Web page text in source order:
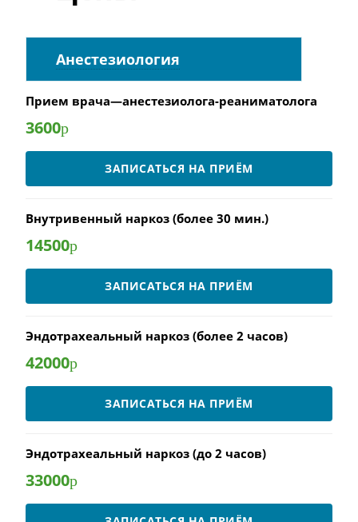
Анестезиология
Прием врача—анестезиолога-реаниматолога
3600р
ЗАПИСАТЬСЯ НА ПРИЁМ
Внутривенный наркоз (более 30 мин.)
14500р
ЗАПИСАТЬСЯ НА ПРИЁМ
Эндотрахеальный наркоз (более 2 часов)
42000р
ЗАПИСАТЬСЯ НА ПРИЁМ
Эндотрахеальный наркоз (до 2 часов)
33000р